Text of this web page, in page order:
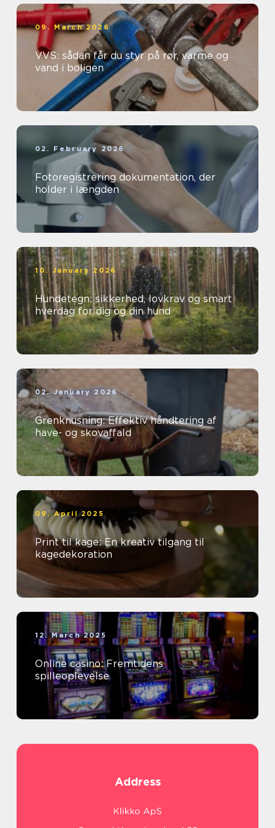
09. March 2026
VVS: sådan får du styr på rør, varme og
vand i boligen
02. February 2026
Fotoregistrering dokumentation, der
holder i længden
10. January 2026
Hundetegn: sikkerhed, lovkrav og smart
hverdag for dig og din hund
02. January 2026
Grenknusning: Effektiv håndtering af
have- og skovaffald
09. April 2025
Print til kage: En kreativ tilgang til
kagedekoration
12. March 2025
Online casino: Fremtidens
spilleoplevelse
Address